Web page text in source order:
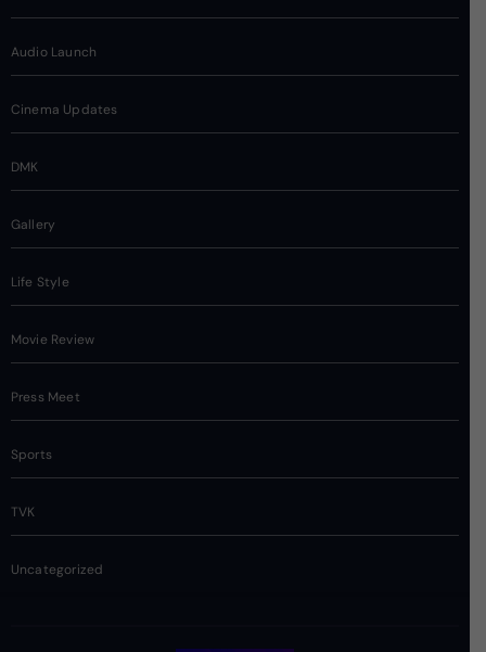
Audio Launch
Cinema Updates
DMK
Gallery
Life Style
Movie Review
Press Meet
Sports
TVK
Uncategorized